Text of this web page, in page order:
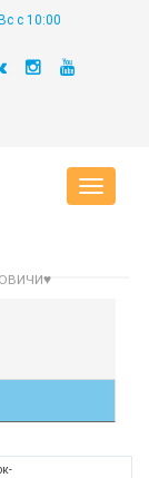
с 10:00
Toggle